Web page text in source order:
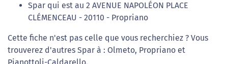
Spar qui est au 2 AVENUE NAPOLÉON PLACE
CLÉMENCEAU - 20110 - Propriano
Cette fiche n'est pas celle que vous recherchiez ? Vous
trouverez d'autres Spar à : Olmeto, Propriano et